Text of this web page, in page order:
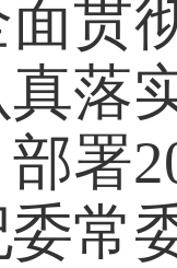
贯
落
署
常